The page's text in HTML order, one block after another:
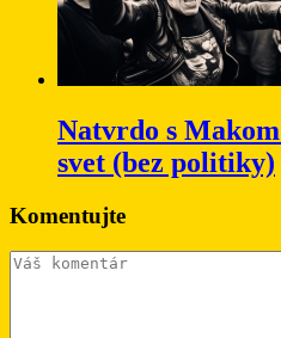
Natvrdo s
svet (bez politiky)
Komentujte